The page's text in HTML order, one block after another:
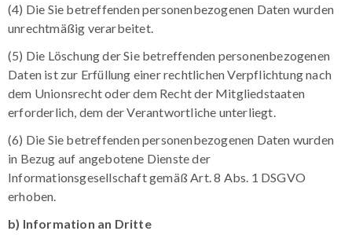
(4) Die Sie betreffenden personenbezogenen Daten wurden
unrechtmäßig verarbeitet.
(5) Die Löschung der Sie betreffenden personenbezogenen
Daten ist zur Erfüllung einer rechtlichen Verpflichtung nach
dem Unionsrecht oder dem Recht der Mitgliedstaaten
erforderlich, dem der Verantwortliche unterliegt.
(6) Die Sie betreffenden personenbezogenen Daten wurden
in Bezug auf angebotene Dienste der
Informationsgesellschaft gemäß Art. 8 Abs. 1 DSGVO
erhoben.
b) Information an Dritte